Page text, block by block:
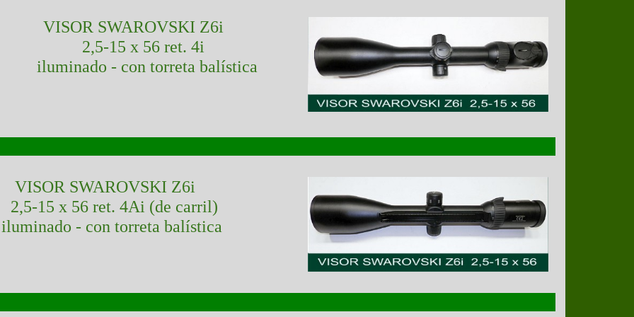
VISOR SWAROVSKI Z6i
2,5-15 x 56 ret. 4i
iluminado - con torreta balística
VISOR SWAROVSKI Z6i
x 56 ret. 4Ai (de carril)
iluminado - con torreta balística